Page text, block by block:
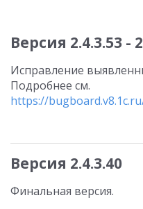
Версия 2.4.3.53 -
Исправление
Подробнее см.
https://
Версия 2.4.3.40
Финальная версия.